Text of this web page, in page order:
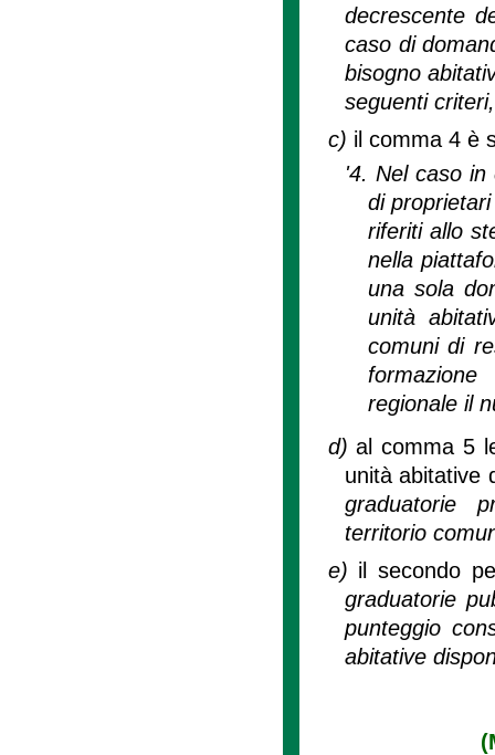
decrescente
caso di
bisogno
seguenti
c) il comma 4 è
'4. Nel caso in
di
riferiti allo
nella
una sola
unità
comuni di
regionale il
d)al comma 5
unità abitative
graduatorie
territorio
e) il secondo
graduatorie
punteggio
abitative